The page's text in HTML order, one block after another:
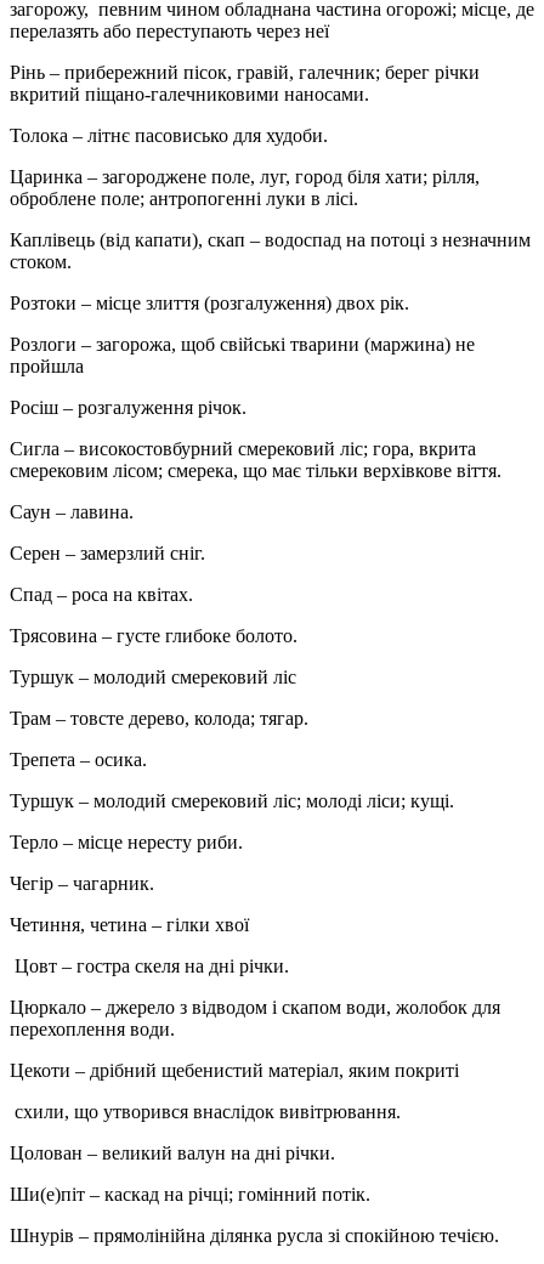
загорожу, певним чином облад­нана частина огорожі; місце, де
перелазять або переступають через неї
Рінь – прибережний пісок, гравій, галечник; берег річки
вкритий піщано-галечниковими наносами.
Толока – літнє пасовисько для худоби.
Царинка – загороджене поле, луг, город біля хати; рілля,
оброблене поле; антропогенні луки в лісі.
Каплівець (від капати), скап – водоспад на потоці з незначним
стоком.
Розтоки – місце злиття (розгалуження) двох рік.
Розлоги – загорожа, щоб свійські тварини (маржина) не
пройшла
Росіш – розгалуження річок.
Сигла – високостовбурний смерековий ліс; гора, вкрита
смерековим лісом; смерека, що має тільки верхівкове віття.
Саун – лавина.
Серен – замерзлий сніг.
Спад – роса на квітах.
Трясовина – густе глибоке болото.
Туршук – молодий смерековий ліс
Трам – товсте дерево, колода; тягар.
Трепета – осика.
Туршук – молодий смерековий ліс; молоді ліси; кущі.
Терло – місце нересту риби.
Чегір – чагарник.
Четиння, четина – гілки хвої
Цовт – гостра скеля на дні річки.
Цюркало – джерело з відводом і скапом води, жолобок для
перехоплення води.
Цекоти – дрібний щебенистий матеріал, яким покриті
схили, що утворився внаслідок вивітрювання.
Цолован – великий валун на дні річки.
Ши(е)піт – каскад на річці; гомінний потік.
Шнурів – прямолінійна ділянка русла зі спокійною течією.